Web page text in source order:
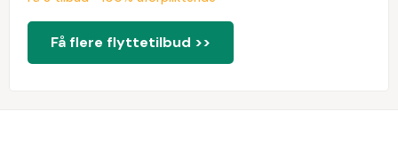
Få flere flyttetilbud >>